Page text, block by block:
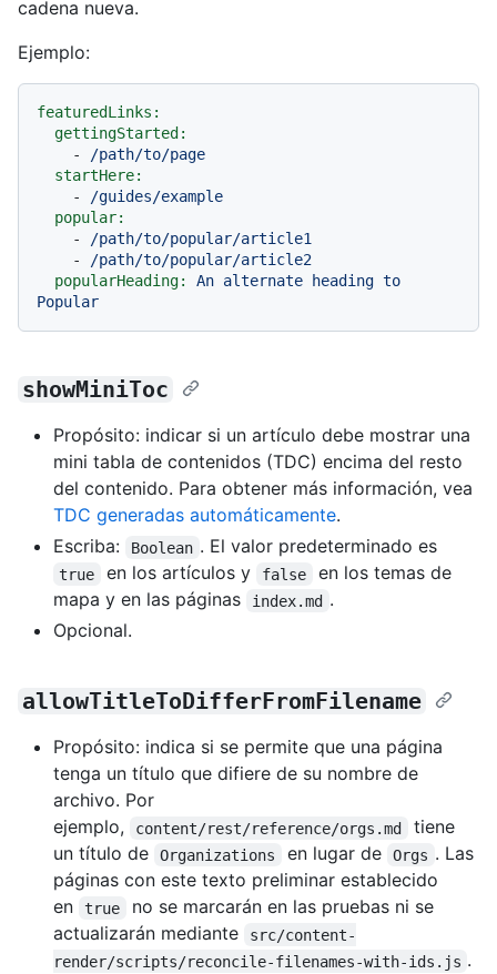
cadena nueva.
Ejemplo:
featuredLinks:
gettingStarted:
-
/path/to/page
startHere:
-
/guides/example
popular:
-
/path/to/popular/article1
-
/path/to/popular/article2
popularHeading:
An alternate heading to
Popular
showMiniToc
Propósito: indicar si un artículo debe mostrar una
mini tabla de contenidos (TDC) encima del resto
del contenido. Para obtener más información, vea
TDC generadas automáticamente.
Escriba:
Boolean . El valor predeterminado es
true en los artículos y false
en los temas de
mapa y en las páginas
index.md .
Opcional.
allowTitleToDifferFromFilename
Propósito: indica si se permite que una página
tenga un título que difiere de su nombre de
archivo. Por
ejemplo,
content/rest/reference/orgs.md
tiene
un título de
Organizations en lugar de Orgs . Las
páginas con este texto preliminar establecido
en
true
no se marcarán en las pruebas ni se
actualizarán mediante
src/content-
render/scripts/reconcile-filenames-with-ids.js .